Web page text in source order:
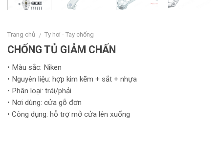
Trang chủ / Ty hơi - Tay chống
CHỐNG TỦ GIẢM CHẤN
• Màu sắc: Niken
• Nguyên liệu: hợp kim kẽm + sắt + nhựa
• Phân loại: trái/phải
• Nơi dùng: cửa gỗ đơn
• Công dụng: hỗ trợ mở cửa lên xuống